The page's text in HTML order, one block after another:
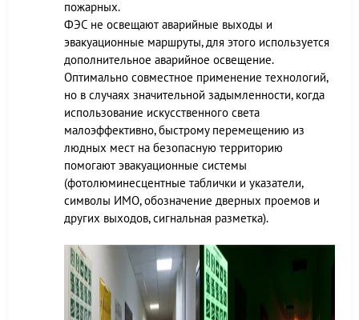
пожарных.
ФЭС не освещают аварийные выходы и
эвакуационные маршруты, для этого используется
дополнительное аварийное освещение.
Оптимально совместное применение технологий,
но в случаях значительной задымленности, когда
использование искусственного света
малоэффективно, быстрому перемещению из
людных мест на безопасную территорию
помогают эвакуационные системы
(фотолюминесцентные таблички и указатели,
символы ИМО, обозначение дверных проемов и
других выходов, сигнальная разметка).